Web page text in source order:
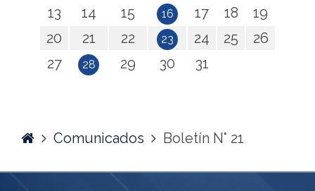
13
14 15 16 17 18
19
20
21 22 23 24 25
26
27
28 29 30 31
HomeComunicados Boletín N° 21